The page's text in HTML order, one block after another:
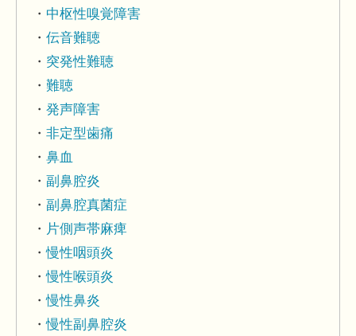
中枢性嗅覚障害
伝音難聴
突発性難聴
難聴
発声障害
非定型歯痛
鼻血
副鼻腔炎
副鼻腔真菌症
片側声帯麻痺
慢性咽頭炎
慢性喉頭炎
慢性鼻炎
慢性副鼻腔炎